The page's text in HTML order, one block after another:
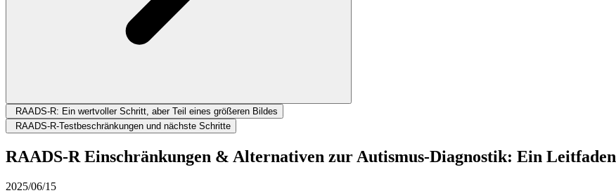
RAADS-R: Ein wertvoller Schritt, aber Teil eines größeren Bildes
RAADS-R-Testbeschränkungen und nächste Schritte
RAADS-R Einschränkungen & Alternativen zur Autismus-Diagnostik: Ein Leitfaden
2025/06/15